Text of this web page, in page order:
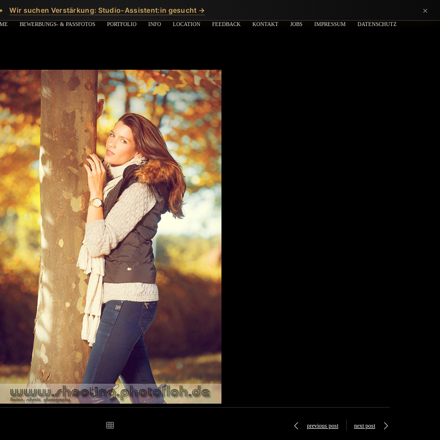
BEWERBUNGS- & PASSFOTOS PORTFOLIO INFO LOCATION FEEDBACK KONTAKT JOBS IMPRESSUM DATENSCHUTZ
previous post next post
Wir suchen Verstärkung: Studio-Assistent:in gesucht → ×